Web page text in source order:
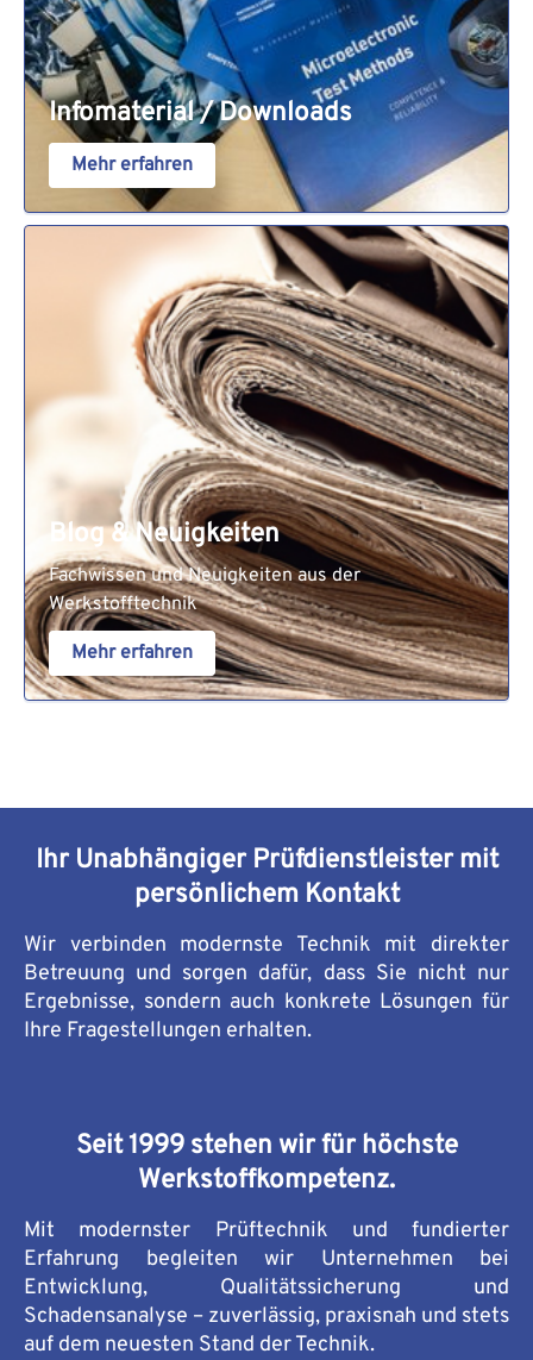
Infomaterial / Downloads
Mehr erfahren
Blog & Neuigkeiten
Fachwissen und Neuigkeiten aus der
Werkstofftechnik
Mehr erfahren
Ihr Unabhängiger Prüfdienstleister mit
persönlichem Kontakt
Wir verbinden modernste Technik mit direkter
Betreuung und sorgen dafür, dass Sie nicht nur
Ergebnisse, sondern auch konkrete Lösungen für
Ihre Fragestellungen erhalten.
Seit 1999 stehen wir für höchste
Werkstoffkompetenz.
Mit modernster Prüftechnik und fundierter
Erfahrung begleiten wir Unternehmen bei
Entwicklung, Qualitätssicherung und
Schadensanalyse – zuverlässig, praxisnah und stets
auf dem neuesten Stand der Technik.